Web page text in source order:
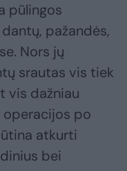
pūlingos
pažandės,
Nors jų
srautas vis tiek
vis dažniau
operacijos po
atkurti
bei